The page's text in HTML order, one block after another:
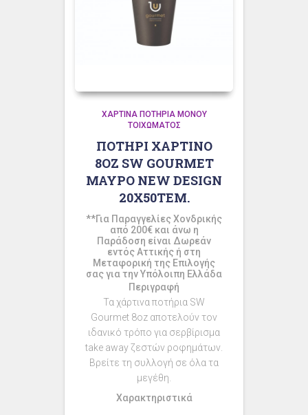
ΧΆΡΤΙΝΑ ΠΟΤΉΡΙΑ ΜΟΝΟΎ
ΤΟΙΧΏΜΑΤΟΣ
ΠΟΤΗΡΙ ΧΑΡΤΙΝΟ
8ΟΖ SW GOURMET
ΜΑΥΡΟ NEW DESIGN
20Χ50ΤΕΜ.
**Για Παραγγελίες Χονδρικής
από 200€ και άνω η
Παράδοση είναι Δωρεάν
εντός Αττικής ή στη
Μεταφορική της Επιλογής
σας για την Υπόλοιπη Ελλάδα
Περιγραφή
Τα χάρτινα ποτήρια SW
Gourmet 8oz αποτελούν τον
ιδανικό τρόπο για σερβίρισμα
take away ζεστών ροφημάτων.
Βρείτε τη συλλογή σε όλα τα
μεγέθη.
Χαρακτηριστικά